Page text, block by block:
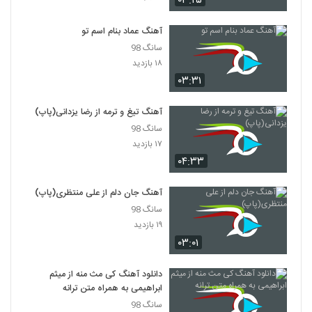
۳۲۳ بازدید
مسلم پورقاسمی آهنگ خدای من
3675
3676
موزیک زیبای در چه حالی از حسین دارابی
۳۳۶ بازدید
آهنگ خودم فداییتم از کیان اکبری(پاپ)
3678
دانلود آهنگ نیمه ی پنهان از امیرحسین
افتخاری
۰۳:۳۱
آهنگ عماد بنام اسم تو
سانگ 98
۱۸ بازدید
۰۴:۳۳
آهنگ تیغ و ترمه از رضا یزدانی(پاپ)
سانگ 98
۱۷ بازدید
۰۳:۰۱
آهنگ جان دلم از علی منتظری(پاپ)
سانگ 98
۱۹ بازدید
دانلود آهنگ کی مث منه از میثم
ابراهیمی به همراه متن ترانه
سانگ 98